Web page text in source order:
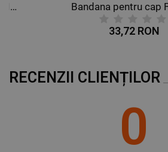
Bandana pentru cap BUTTERFLIES Bandana pentru cap
33,72 RON
RECENZII CLIENȚILOR
0